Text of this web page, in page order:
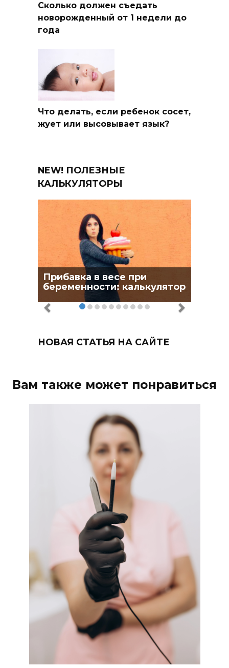
Сколько должен съедать
новорожденный от 1 недели до
года
Что делать, если ребенок сосет,
жует или высовывает язык?
NEW! ПОЛЕЗНЫЕ
КАЛЬКУЛЯТОРЫ
Прибавка в весе при
беременности: калькулятор
НОВАЯ СТАТЬЯ НА САЙТЕ
Вам также может понравиться